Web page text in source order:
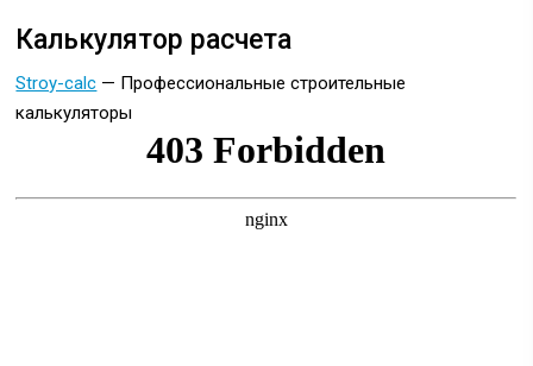
Калькулятор расчета
Stroy-calc — Профессиональные строительные
калькуляторы